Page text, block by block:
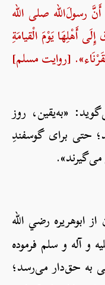
رسولَ‌الله صلی الله
أَهْلِهَا يَوْمَ الْقيامَةِ
[روایت مسلم]
«به‌یقین، روز
حتی برای گوسفندِ
ابوهریره رضي الله
و آله و سلم فرموده
به حق‌دار می‌رسد؛